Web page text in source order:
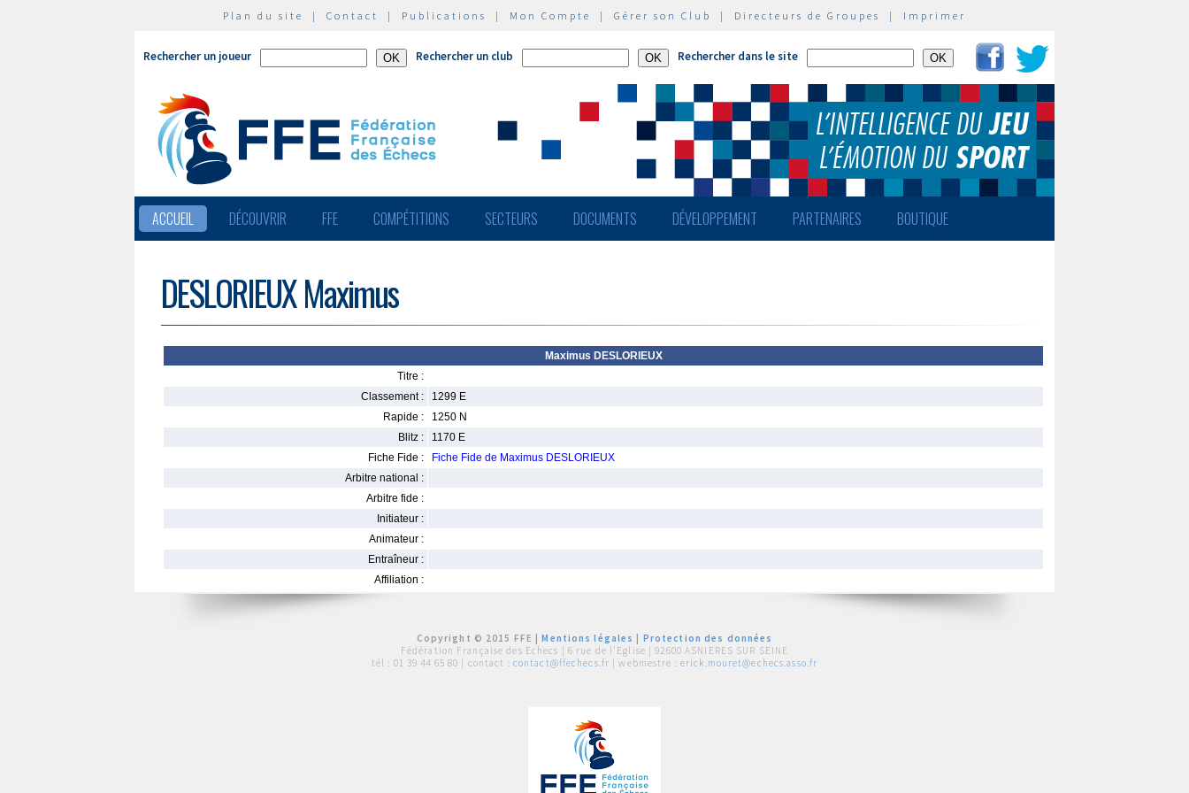
Plan du site | Contact | Publications | Mon Compte | Gérer son Club | Directeurs de Groupes | Imprimer
Rechercher un joueur Rechercher un club Rechercher dans le site
ACCUEIL DÉCOUVRIR FFE COMPÉTITIONS SECTEURS DOCUMENTS DÉVELOPPEMENT PARTENAIRES BOUTIQUE
DESLORIEUX Maximus
Maximus DESLORIEUX
Titre :
Classement :
1299 E
Rapide :
1250 N
Blitz :
1170 E
Fiche Fide :
Fiche Fide de Maximus DESLORIEUX
Arbitre national :
Arbitre fide :
Initiateur :
Animateur :
Entraîneur :
Affiliation :
Copyright © 2015 FFE |Mentions légales
Protection des données
Fédération Française des Echecs | 6 rue de l'Eglise | 92600 ASNIERES SUR SEINE
tél : 01 39 44 65 80 | contact : contact@ffechecs.fr | webmestre : erick.mouret@echecs.asso.fr